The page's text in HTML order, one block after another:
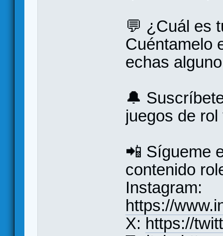
💬 ¿Cuál es
Cuéntamelo
echas
🔔
juegos de
📲 Sígueme
contenido
Instagram:
https://
X: https://